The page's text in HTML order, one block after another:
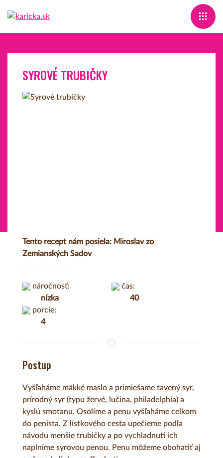
SYROVÉ TRUBIČKY
Tento recept nám posiela: Miroslav zo
Zemianských Sadov
náročnosť:
nízka
čas:
40
porcie:
4
Postup
Vyšľaháme mäkké maslo a primiešame tavený syr,
prírodný syr (typu žervé, lučina, philadelphia) a
kyslú smotanu. Osolíme a penu vyšľaháme celkom
do penista. Z lístkového cesta upečieme podľa
návodu menšie trubičky a po vychladnutí ich
naplníme syrovou penou. Penu môžeme obohatiť aj